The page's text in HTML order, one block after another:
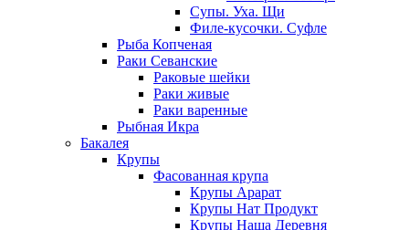
Супы. Уха. Щи
Филе-кусочки. Суфле
Рыба Копченая
Раки Севанские
Раковые шейки
Раки живые
Раки варенные
Рыбная Икра
Бакалея
Крупы
Фасованная крупа
Крупы Арарат
Крупы Нат Продукт
Крупы Наша Деревня